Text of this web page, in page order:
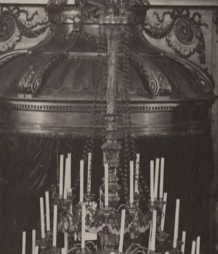
собор Архангельска
говорить, что Архангельск в
от целенаправленных систематических
памятников архитектуры. Больше всего
борьбой с религией, набравшая особую
православного центра архангельской
в начале XVIII века в центре
Троицкий собор, сразу превратился в
по масштабам ему не было равных на
самым высоким и значительным из
после гостиных дворов, в
больших и светлых соборов России
города с отраженными в ней
школы церковного зодчества.